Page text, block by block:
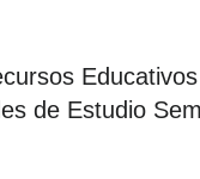
de Estudio